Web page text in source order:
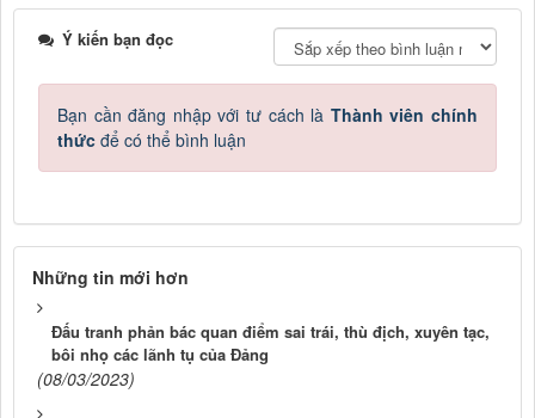
Ý kiến bạn đọc
Bạn cần đăng nhập với tư cách là Thành viên chính
thức để có thể bình luận
Những tin mới hơn
Đấu tranh phản bác quan điểm sai trái, thù địch, xuyên tạc,
bôi nhọ các lãnh tụ của Đảng
(08/03/2023)